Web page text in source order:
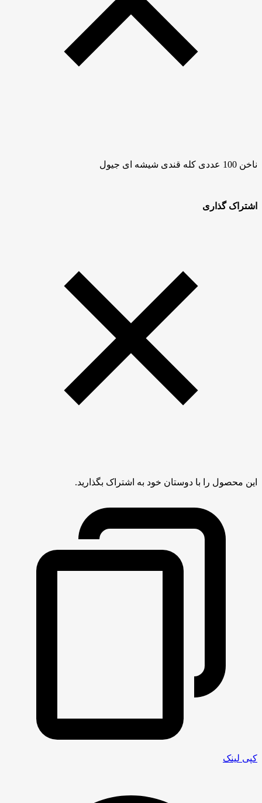
ناخن 100 عددی کله قندی شیشه ای جیول
اشتراک گذاری
این محصول را با دوستان خود به اشتراک بگذارید.
کپی لینک